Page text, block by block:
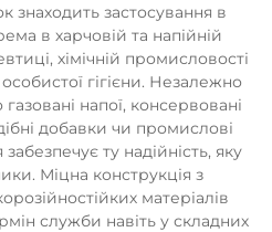
знаходить застосування в
в харчовій та напійній
хімічній промисловості
гігієни. Незалежно
напої, консервовані
добавки чи промислові
ту надійність, яку
Міцна конструкція з
матеріалів
служби навіть у складних